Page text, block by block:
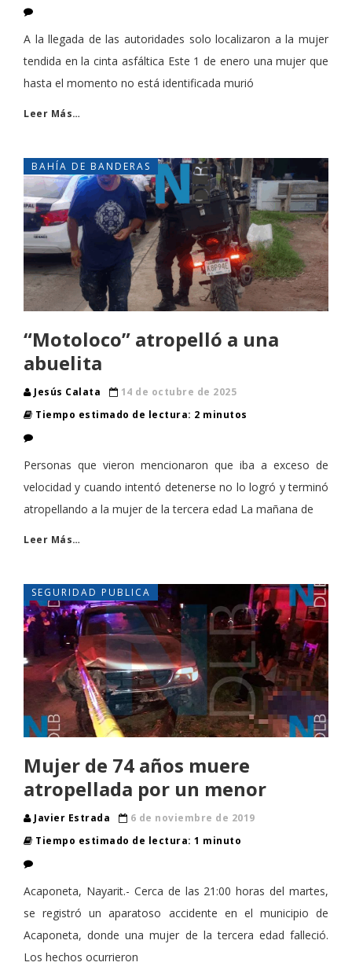
A la llegada de las autoridades solo localizaron a la mujer
tendida en la cinta asfáltica Este 1 de enero una mujer que
hasta el momento no está identificada murió
Leer Más…
BAHÍA DE BANDERAS
“Motoloco” atropelló a una
abuelita
Jesús Calata
14 de octubre de 2025
Tiempo estimado de lectura: 2 minutos
Personas que vieron mencionaron que iba a exceso de
velocidad y cuando intentó detenerse no lo logró y terminó
atropellando a la mujer de la tercera edad La mañana de
Leer Más…
SEGURIDAD PUBLICA
Mujer de 74 años muere
atropellada por un menor
Javier Estrada
6 de noviembre de 2019
Tiempo estimado de lectura: 1 minuto
Acaponeta, Nayarit.- Cerca de las 21:00 horas del martes,
se registró un aparatoso accidente en el municipio de
Acaponeta, donde una mujer de la tercera edad falleció.
Los hechos ocurrieron